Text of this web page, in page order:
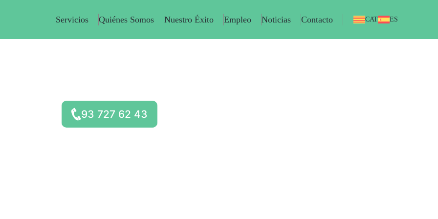
Servicios Quiénes Somos Nuestro Éxito Empleo Noticias Contacto CAT ES
93 727 62 43